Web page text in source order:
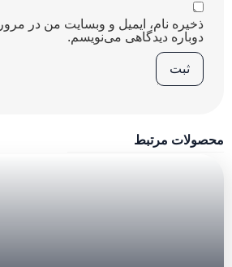
ذخیره نام، ایمیل و وبسایت من در
دوباره دیدگاهی می‌نویسم.
محصولات مرتبط